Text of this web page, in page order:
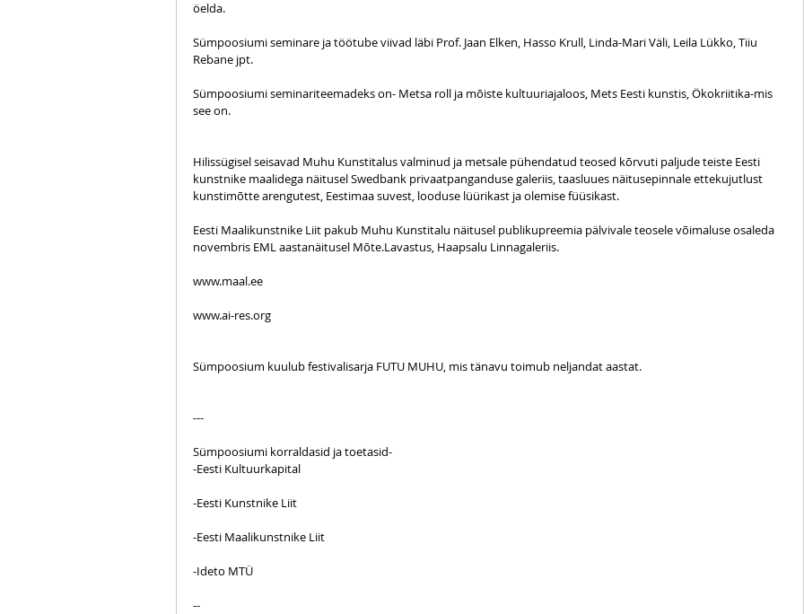
öelda.
Sümpoosiumi seminare ja töötube viivad läbi Prof. Jaan Elken, Hasso Krull, Linda-Mari Väli, Leila Lükko, Tiiu
Rebane jpt.
Sümpoosiumi seminariteemadeks on- Metsa roll ja mõiste kultuuriajaloos, Mets Eesti kunstis, Ökokriitika-mis
see on.
Hilissügisel seisavad Muhu Kunstitalus valminud ja metsale pühendatud teosed kõrvuti paljude teiste Eesti
kunstnike maalidega näitusel Swedbank privaatpanganduse galeriis, taasluues näitusepinnale ettekujutlust
kunstimõtte arengutest, Eestimaa suvest, looduse lüürikast ja olemise füüsikast.
Eesti Maalikunstnike Liit pakub Muhu Kunstitalu näitusel publikupreemia pälvivale teosele võimaluse osaleda
novembris EML aastanäitusel Mõte.Lavastus, Haapsalu Linnagaleriis.
www.maal.ee
www.ai-res.org
Sümpoosium kuulub festivalisarja FUTU MUHU, mis tänavu toimub neljandat aastat.
​---
Sümpoosiumi korraldasid ja toetasid-
-Eesti Kultuurkapital
-Eesti Kunstnike Liit
-Eesti Maalikunstnike Liit
-Ideto MTÜ
--